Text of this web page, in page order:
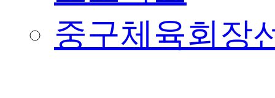
중구체육회장